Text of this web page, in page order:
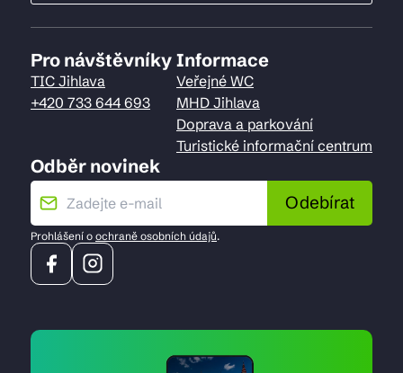
Pro návštěvníky
TIC Jihlava
+420 733 644 693
Informace
Veřejné WC
MHD Jihlava
Doprava a parkování
Turistické informační centrum
Odběr novinek
Odebírat
Prohlášení o ochraně osobních údajů.